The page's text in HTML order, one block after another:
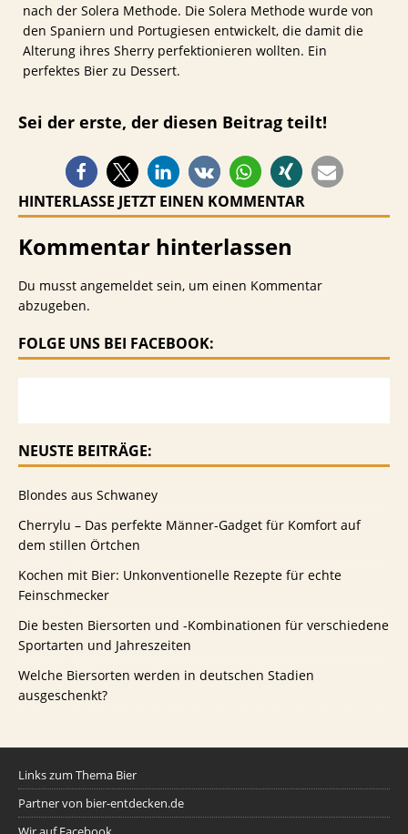
nach der Solera Methode. Die Solera Methode wurde von
den Spaniern und Portugiesen entwickelt, die damit die
Alterung ihres Sherry perfektionieren wollten. Ein
perfektes Bier zu Dessert.
Sei der erste, der diesen Beitrag teilt!
HINTERLASSE JETZT EINEN KOMMENTAR
Kommentar hinterlassen
Du musst angemeldet sein, um einen Kommentar
abzugeben.
FOLGE UNS BEI FACEBOOK:
NEUSTE BEITRÄGE:
Blondes aus Schwaney
Cherrylu – Das perfekte Männer-Gadget für Komfort auf
dem stillen Örtchen
Kochen mit Bier: Unkonventionelle Rezepte für echte
Feinschmecker
Die besten Biersorten und -Kombinationen für verschiedene
Sportarten und Jahreszeiten
Welche Biersorten werden in deutschen Stadien
ausgeschenkt?
Links zum Thema Bier
Partner von bier-entdecken.de